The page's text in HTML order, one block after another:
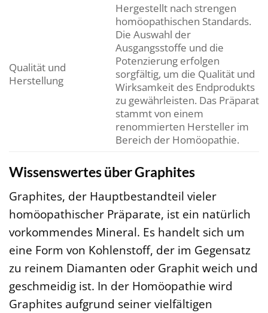
Qualität und
Herstellung
Hergestellt nach strengen
homöopathischen Standards.
Die Auswahl der
Ausgangsstoffe und die
Potenzierung erfolgen
sorgfältig, um die Qualität und
Wirksamkeit des Endprodukts
zu gewährleisten. Das Präparat
stammt von einem
renommierten Hersteller im
Bereich der Homöopathie.
Wissenswertes über Graphites
Graphites, der Hauptbestandteil vieler
homöopathischer Präparate, ist ein natürlich
vorkommendes Mineral. Es handelt sich um
eine Form von Kohlenstoff, der im Gegensatz
zu reinem Diamanten oder Graphit weich und
geschmeidig ist. In der Homöopathie wird
Graphites aufgrund seiner vielfältigen